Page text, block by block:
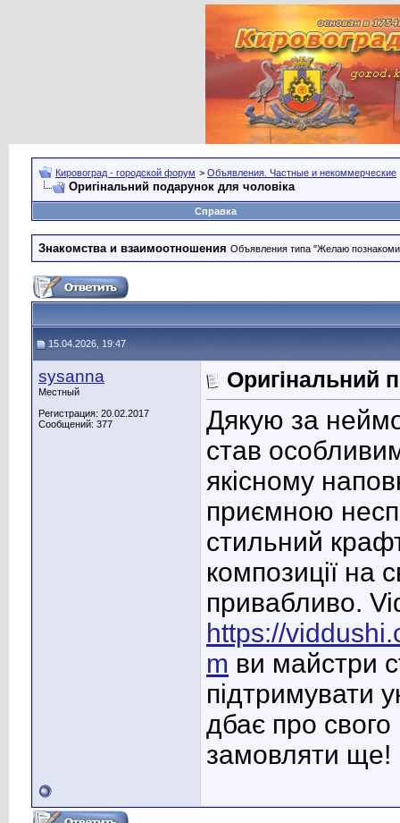
Кировоград - городской форум > Объявления. Частные и некоммерческие
Оригінальний подарунок для чоловіка
Справка
Знакомства и взаимоотношения Объявления типа "Желаю
15.04.2026, 19:47
sysanna
Местный
Регистрация: 20.02.2017
Сообщений: 377
Оригінальний
Дякую за
став
якісному
приємною
стильний
композиції на
привабливо.
https://
m ви майстри
підтримувати
дбає про свого
замовляти ще!